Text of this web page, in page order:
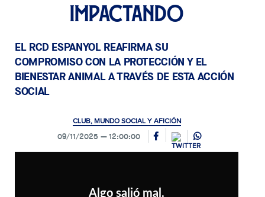
impactando
EL RCD ESPANYOL REAFIRMA SU
COMPROMISO CON LA PROTECCIÓN Y EL
BIENESTAR ANIMAL A TRAVÉS DE ESTA ACCIÓN
SOCIAL
CLUB, MUNDO SOCIAL Y AFICIÓN
09/11/2025 12:00:00